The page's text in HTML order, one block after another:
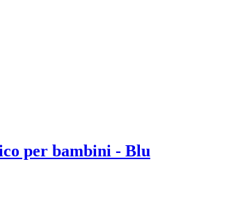
per bambini - Blu